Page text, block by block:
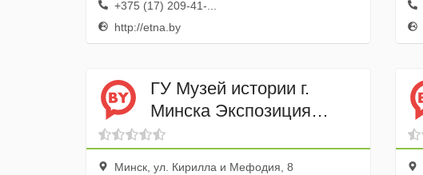
+375 (17) 209-41-...
http://etna.by
ГУ Музей истории г.
Минска Экспозиция
Каретная
Минск, ул. Кирилла и Мефодия, 8